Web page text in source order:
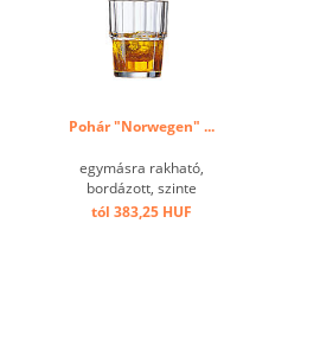
Pohár "Norwegen" ...
egymásra rakható,
bordázott, szinte
törhetetlen ...
tól 383,25 HUF